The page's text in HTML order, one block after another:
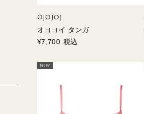
OJOJOJ
オヨヨイ タンガ
¥7,700 税込
NEW